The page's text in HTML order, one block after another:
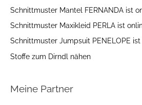
Schnittmuster Mantel FERNANDA ist
Schnittmuster Maxikleid PERLA ist
Schnittmuster Jumpsuit PENELOPE ist
Stoffe zum Dirndl nähen
Meine Partner